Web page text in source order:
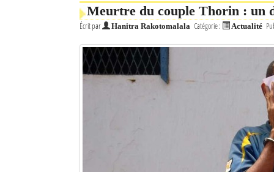
Sites touristiques
Diego Suarez Pratique
Meurtre du couple Thorin : un
Écrit par Hanitra Rakotomalala Catégorie : Actualité